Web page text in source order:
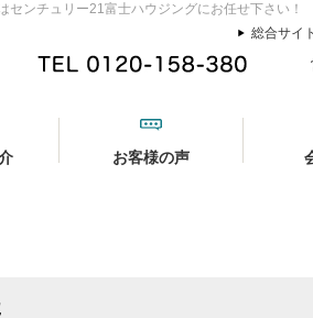
ンチュリー21富士ハウジングにお任せ下さい！
総合サイト
お客様の声